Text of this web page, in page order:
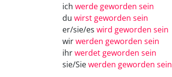
ich werde geworden sein
du wirst geworden sein
er/sie/es wird geworden sein
wirwerden geworden sein
ihrwerdet geworden sein
sie/Siewerden geworden sein